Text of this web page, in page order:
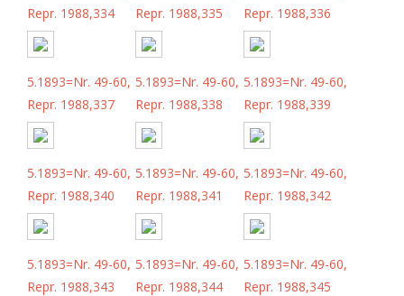
Repr. 1988,334
Repr. 1988,335
Repr. 1988,336
5.1893=Nr. 49-60,
Repr. 1988,337
5.1893=Nr. 49-60,
Repr. 1988,338
5.1893=Nr. 49-60,
Repr. 1988,339
5.1893=Nr. 49-60,
Repr. 1988,340
5.1893=Nr. 49-60,
Repr. 1988,341
5.1893=Nr. 49-60,
Repr. 1988,342
5.1893=Nr. 49-60,
Repr. 1988,343
5.1893=Nr. 49-60,
Repr. 1988,344
5.1893=Nr. 49-60,
Repr. 1988,345